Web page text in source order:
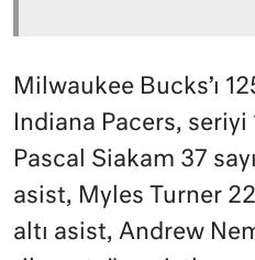
Milwaukee Bucks’ı
Indiana Pacers, seriyi
Pascal Siakam 37
asist, Myles Turner
altı asist, Andrew